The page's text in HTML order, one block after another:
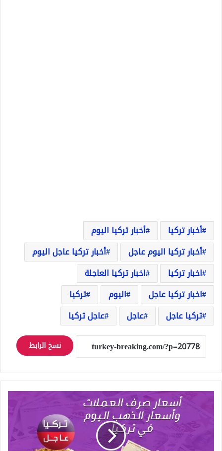
أخبار تركيا
أخبار تركيا اليوم
أخبار تركيا اليوم عاجل
أخبار تركيا عاجل اليوم
اخبار تركيا
اخبار تركيا العاجلة
اخبار تركيا عاجل
اليوم
تركيا
تركيا عاجل
عاجل عاجل تركيا
نسخ الرابط
وأسعار